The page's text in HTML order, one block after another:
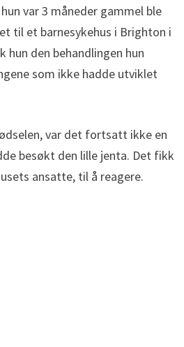
var 3 måneder gammel ble
til et barnesykehus i Brighton i
hun den behandlingen hun
som ikke hadde utviklet
var det fortsatt ikke en
besøkt den lille jenta. Det fikk
ansatte, til å reagere.